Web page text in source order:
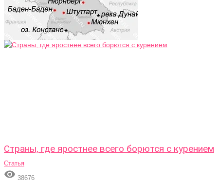
Страны, где яростнее всего борются с курением
Статья
 38676